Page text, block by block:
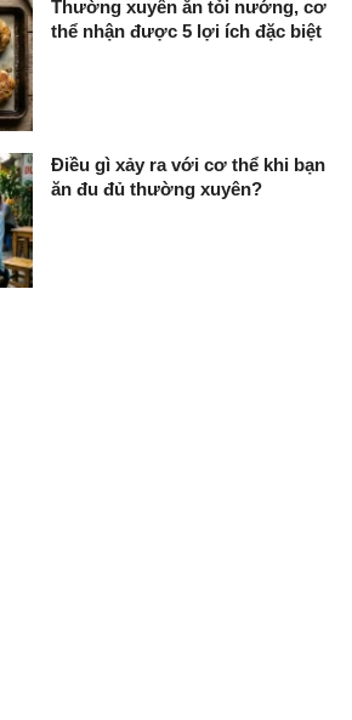
Thường xuyên ăn tỏi nướng, cơ
thể nhận được 5 lợi ích đặc biệt
Điều gì xảy ra với cơ thể khi bạn
ăn đu đủ thường xuyên?